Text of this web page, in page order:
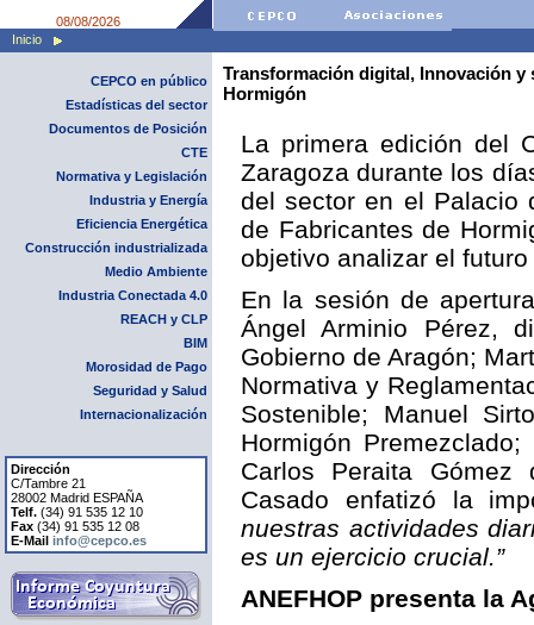
08/08/2026
Inicio
CEPCO en público
Estadísticas del sector
Documentos de Posición
CTE
Normativa y Legislación
Industria y Energía
Eficiencia Energética
Construcción industrializada
Medio Ambiente
Industria Conectada 4.0
REACH y CLP
BIM
Morosidad de Pago
Seguridad y Salud
Internacionalización
Dirección
C/Tambre 21
28002 Madrid ESPAÑA
Telf. (34) 91 535 12 10
Fax (34) 91 535 12 08
E-Mail info@cepco.es
Transformación digital, Innovación
Hormigón
La primera edición del
Zaragoza durante los
del sector en el Palacio
de Fabricantes de
objetivo analizar el
En la sesión de
Ángel Arminio Pérez,
Gobierno de Aragón;
Normativa y
Sostenible; Manuel
Hormigón
Carlos Peraita Gómez
Casado enfatizó la
nuestras actividades
es un ejercicio crucial.”
ANEFHOP presenta la